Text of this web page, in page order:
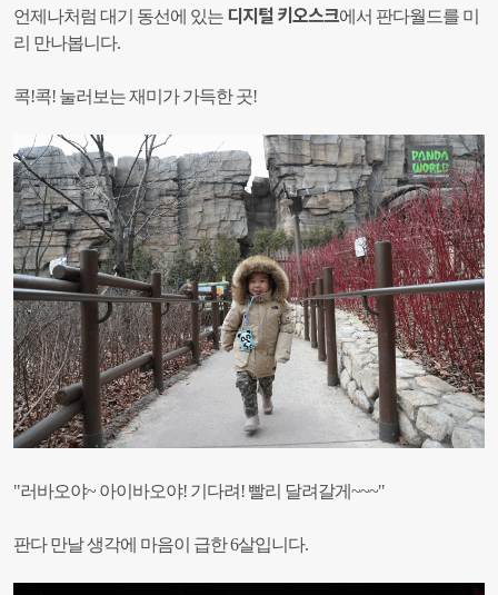
언제나처럼 대기 동선에 있는 디지털 키오스크에서 판다월드를 미
리 만나봅니다.
콕!콕! 눌러보는 재미가 가득한 곳!
"러바오야~ 아이바오야! 기다려! 빨리 달려갈게~~~"
판다 만날 생각에 마음이 급한 6살입니다.